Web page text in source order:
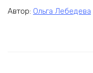
Автор: Ольга Лебедева